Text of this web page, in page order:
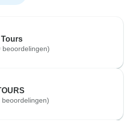
beoordelingen)
beoordelingen)